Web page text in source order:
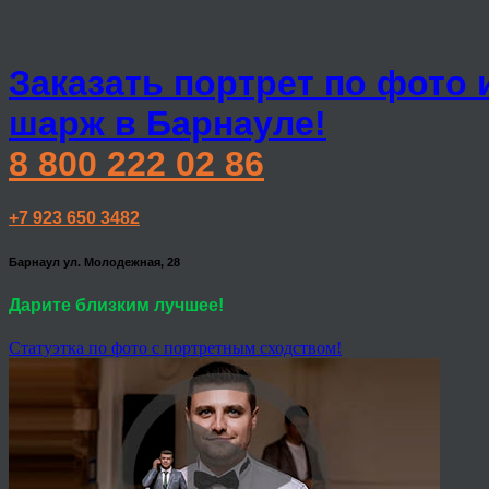
Заказать портрет по фото
шарж в Барнауле!
8 800 222 02 86
+7 923 650 3482
Барнаул ул. Молодежная, 28
Дарите близким лучшее!
Статуэтка по фото с портретным сходством!